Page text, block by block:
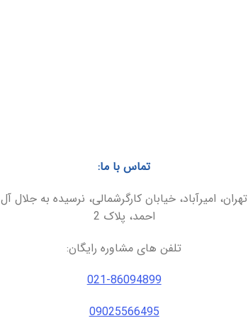
تماس با ما:
تهران، امیرآباد، خیابان کارگرشمالی، نرسیده به جلال آل
احمد، پلاک 2
تلفن های مشاوره رایگان:
021-86094899
09025566495